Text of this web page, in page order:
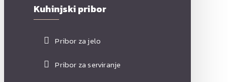
Kuhinjski pribor
Pribor za jelo
Pribor za serviranje